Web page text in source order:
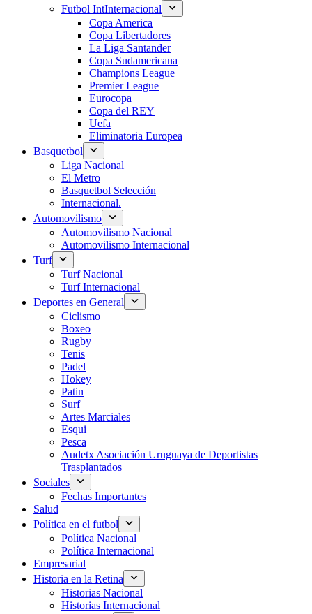
Futbol IntInternacional
Copa America
Copa Libertadores
La Liga Santander
Copa Sudamericana
Champions League
Premier League
Eurocopa
Copa del REY
Uefa
Eliminatoria Europea
Basquetbol
Liga Nacional
El Metro
Basquetbol Selección
Internacional.
Automovilismo
Automovilismo Nacional
Automovilismo Internacional
Turf
Turf Nacional
Turf Internacional
Deportes en General
Ciclismo
Boxeo
Rugby
Tenis
Padel
Hokey
Patin
Surf
Artes Marciales
Esqui
Pesca
Audetx Asociación Uruguaya de Deportistas
Trasplantados
Sociales
Fechas Importantes
Salud
Política en el futbol
Política Nacional
Política Internacional
Empresarial
Historia en la Retina
Historias Nacional
Historias Internacional